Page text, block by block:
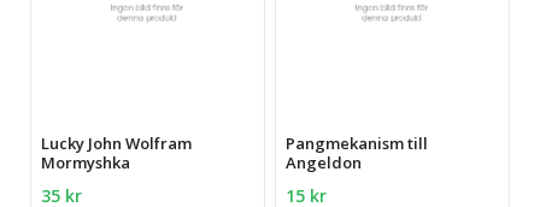
Lucky John Wolfram
Mormyshka
35 kr
Pangmekanism till
Angeldon
15 kr